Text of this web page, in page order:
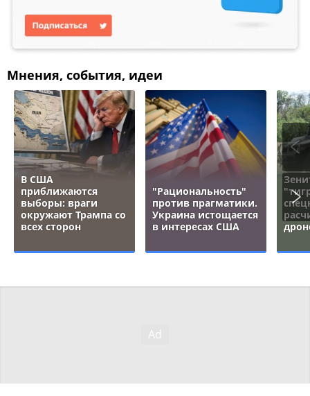
Мнения, события, идеи
В США
приближаются
выборы: враги
окружают Трампа со
всех сторон
"Рациональность"
против прагматики.
Украина истощается
в интересах США